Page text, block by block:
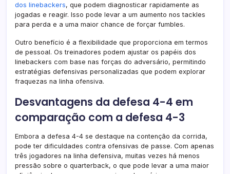
dos linebackers, que podem diagnosticar rapidamente as
jogadas e reagir. Isso pode levar a um aumento nos tackles
para perda e a uma maior chance de forçar fumbles.
Outro benefício é a flexibilidade que proporciona em termos
de pessoal. Os treinadores podem ajustar os papéis dos
linebackers com base nas forças do adversário, permitindo
estratégias defensivas personalizadas que podem explorar
fraquezas na linha ofensiva.
Desvantagens da defesa 4-4 em
comparação com a defesa 4-3
Embora a defesa 4-4 se destaque na contenção da corrida,
pode ter dificuldades contra ofensivas de passe. Com apenas
três jogadores na linha defensiva, muitas vezes há menos
pressão sobre o quarterback, o que pode levar a uma maior